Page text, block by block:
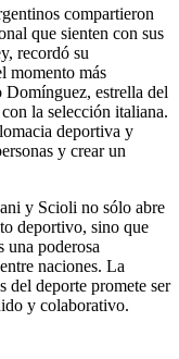
compartieron
que sienten con sus
recordó su
momento más
Domínguez, estrella del
la selección italiana.
deportiva y
y crear un
y Scioli no sólo abre
deportivo, sino que
una poderosa
naciones. La
del deporte promete ser
y colaborativo.